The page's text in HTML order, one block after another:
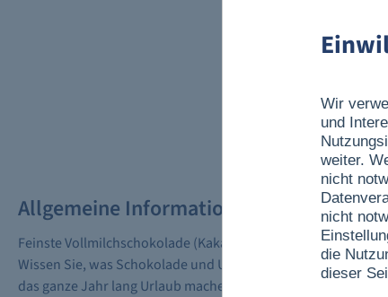
Allgemeine Informationen
Feinste Vollmilchschokolade (Kakao 35% mindestens im
Wissen Sie, was Schokolade und Urlaub mit
Mein Schiff®
das ganze Jahr lang Urlaub machen können, haben wir für
Wir
und
weiter.
nicht
nicht
die
dieser